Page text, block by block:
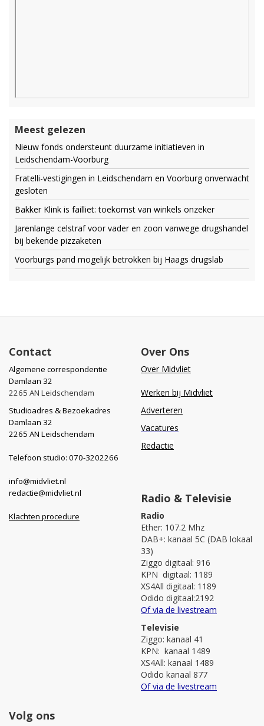
Meest gelezen
Nieuw fonds ondersteunt duurzame initiatieven in
Leidschendam-Voorburg
Fratelli-vestigingen in Leidschendam en Voorburg onverwacht
gesloten
Bakker Klink is failliet: toekomst van winkels onzeker
Jarenlange celstraf voor vader en zoon vanwege drugshandel
bij bekende pizzaketen
Voorburgs pand mogelijk betrokken bij Haags drugslab
Contact
Algemene correspondentie
Damlaan 32
2265 AN Leidschendam
Studioadres & Bezoekadres
Damlaan 32
2265 AN Leidschendam
Telefoon studio: 070-3202266
info@midvliet.nl
redactie@midvliet.nl
Klachten procedure
Over Ons
Over Midvliet
Werken bij Midvliet
Adverteren
Vacatures
Redactie
Radio & Televisie
Radio
Ether: 107.2 Mhz
DAB+: kanaal 5C (DAB lokaal
33)
Ziggo digitaal: 916
KPN digitaal: 1189
XS4All digitaal: 1189
Odido digitaal:2192
Of via de livestream
Televisie
Ziggo: kanaal 41
KPN: kanaal 1489
XS4All: kanaal 1489
Odido kanaal 877
Of via de livestream
Volg ons